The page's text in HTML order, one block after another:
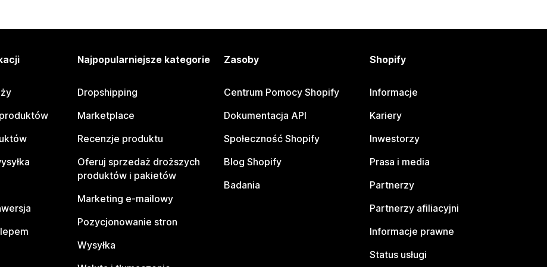
Najpopularniejsze kategorie
Dropshipping
Marketplace
Recenzje produktu
Oferuj sprzedaż droższych
produktów i pakietów
Marketing e-mailowy
Pozycjonowanie stron
Wysyłka
Zasoby
Centrum Pomocy Shopify
Dokumentacja API
Społeczność Shopify
Blog Shopify
Badania
Shopify
Informacje
Kariery
Inwestorzy
Prasa i media
Partnerzy
Partnerzy afiliacyjni
Informacje prawne
Status usługi